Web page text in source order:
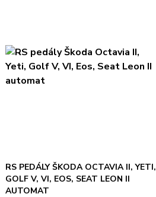
RS PEDÁLY ŠKODA OCTAVIA II, YETI,
GOLF V, VI, EOS, SEAT LEON II
AUTOMAT